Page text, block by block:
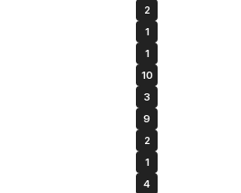
2
1
1
10
3
9
2
1
4